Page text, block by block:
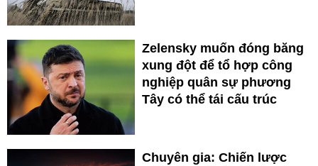
Zelensky muốn đóng băng
xung đột để tổ hợp công
nghiệp quân sự phương
Tây có thể tái cấu trúc
Chuyên gia: Chiến lược